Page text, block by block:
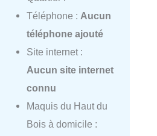
Téléphone : Aucun
téléphone ajouté
Site internet :
Aucun site internet
connu
Maquis du Haut du
Bois à domicile :